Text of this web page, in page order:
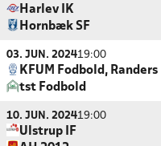
Harlev IK
Hornbæk SF
03. JUN. 202419:00
KFUM Fodbold, Randers
tst Fodbold
10. JUN. 202419:00
Ulstrup IF